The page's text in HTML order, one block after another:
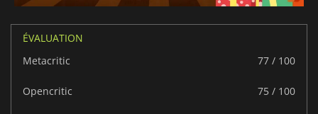
ÉVALUATION
Metacritic
77 / 100
Opencritic 75 / 100